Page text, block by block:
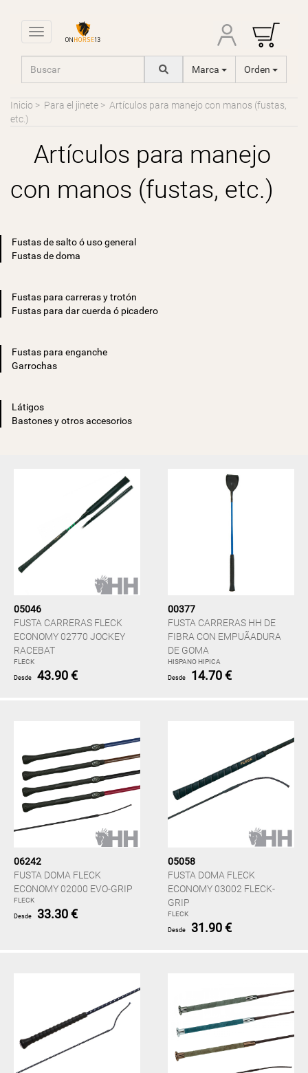
Toggle navigation
Marca Orden
Inicio > Para el jinete > Artículos para manejo con manos (fustas,
etc.)
Artículos para manejo
con manos (fustas, etc.)
Fustas de salto ó uso general
Fustas de doma
Fustas para carreras y trotón
Fustas para dar cuerda ó picadero
Fustas para enganche
Garrochas
Látigos
Bastones y otros accesorios
05046
FUSTA CARRERAS FLECK
ECONOMY 02770 JOCKEY
RACEBAT
FLECK
Desde 43.90 €
00377
FUSTA CARRERAS HH DE
FIBRA CON EMPUÃADURA
DE GOMA
HISPANO HIPICA
Desde 14.70 €
06242
FUSTA DOMA FLECK
ECONOMY 02000 EVO-GRIP
FLECK
Desde 33.30 €
05058
FUSTA DOMA FLECK
ECONOMY 03002 FLECK-
GRIP
FLECK
Desde 31.90 €